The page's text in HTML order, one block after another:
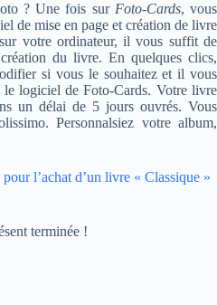
? Une fois sur Foto-Cards, vous
de mise en page et création de livre
votre ordinateur, il vous suffit de
du livre. En quelques clics,
si vous le souhaitez et il vous
logiciel de Foto-Cards. Votre livre
un délai de 5 jours ouvrés. Vous
Personnalsiez votre album,
l’achat d’un livre « Classique »
terminée !